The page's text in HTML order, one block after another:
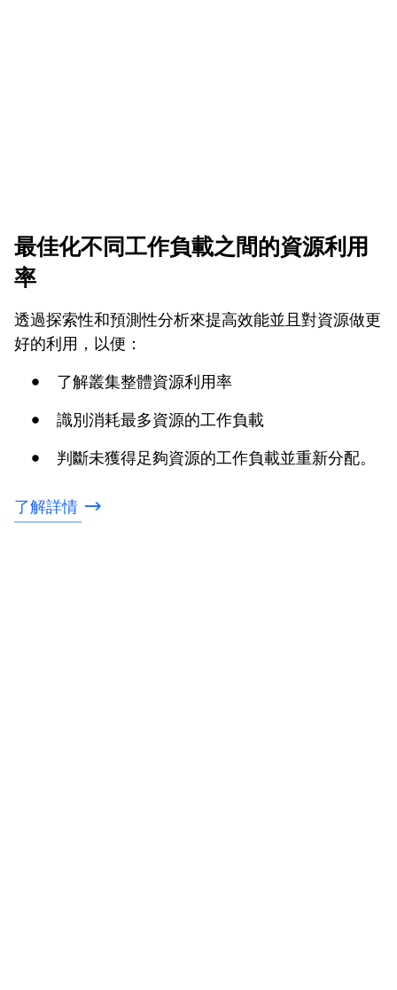
最佳化不同工作負載之間的資源利用
率
透過探索性和預測性分析來提高效能並且對資源做更
好的利用，以便：
了解叢集整體資源利用率
識別消耗最多資源的工作負載
判斷未獲得足夠資源的工作負載並重新分配。
了解詳情